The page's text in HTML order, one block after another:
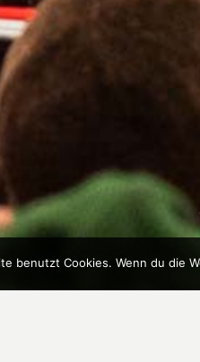
benutzt Cookies. Wenn du die